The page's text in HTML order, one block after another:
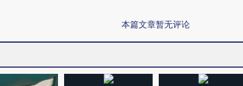
本篇文章暂无评论